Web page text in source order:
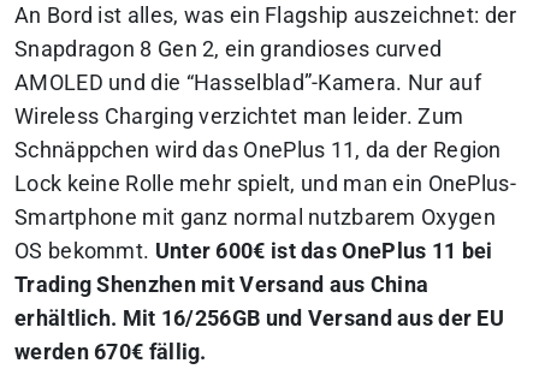
An Bord ist alles, was ein Flagship auszeichnet: der
Snapdragon 8 Gen 2, ein grandioses curved
AMOLED und die “Hasselblad”-Kamera. Nur auf
Wireless Charging verzichtet man leider. Zum
Schnäppchen wird das OnePlus 11, da der Region
Lock keine Rolle mehr spielt, und man ein OnePlus-
Smartphone mit ganz normal nutzbarem Oxygen
OS bekommt. Unter 600€ ist das OnePlus 11 bei
Trading Shenzhen mit Versand aus China
erhältlich. Mit 16/256GB und Versand aus der EU
werden 670€ fällig.